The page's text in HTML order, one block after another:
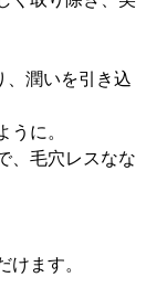
、潤いを引き込
うに。
、毛穴レスなな
けます。